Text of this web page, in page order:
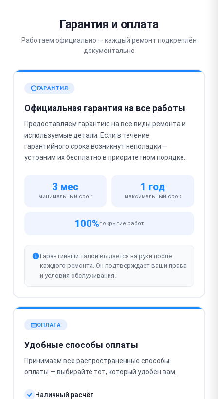
Гарантия и оплата
Работаем официально — каждый ремонт подкреплён
документально
ГАРАНТИЯ
Официальная гарантия на все работы
Предоставляем гарантию на все виды ремонта и
используемые детали. Если в течение
гарантийного срока возникнут неполадки —
устраним их бесплатно в приоритетном порядке.
3 мес
минимальный срок
1 год
максимальный срок
100%покрытие работ
Гарантийный талон выдаётся на руки после
каждого ремонта. Он подтверждает ваши права
и условия обслуживания.
ОПЛАТА
Удобные способы оплаты
Принимаем все распространённые способы
оплаты — выбирайте тот, который удобен вам.
Наличный расчёт